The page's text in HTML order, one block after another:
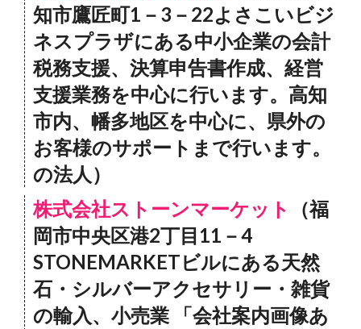
知市鷹匠町1－3－22よさこいビジ
ネスプラザにある中小企業の会計
税務支援、決算申告書作成、経営
支援業務を中心に行います。高知
市内、幡多地区を中心に、県外の
お客様のサポートまで行います。
の法人）
株式会社ストーンマーケット
（福
岡市中央区港2丁目11－4
STONEMARKETビルにある天然
石・シルバーアクセサリー・雑貨
の輸入、小売業 「会社案内画像あ